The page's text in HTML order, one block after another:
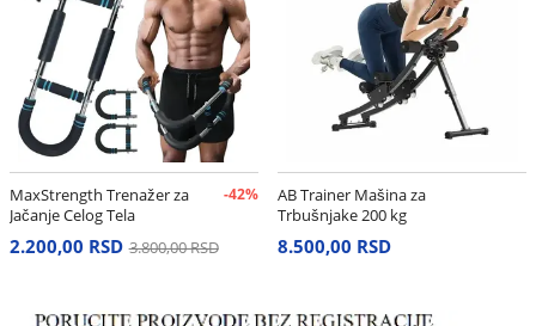
MaxStrength Trenažer za
Jačanje Celog Tela
-42%
2.200,00 RSD 3.800,00 RSD
AB Trainer Mašina za
Trbušnjake 200 kg
8.500,00 RSD